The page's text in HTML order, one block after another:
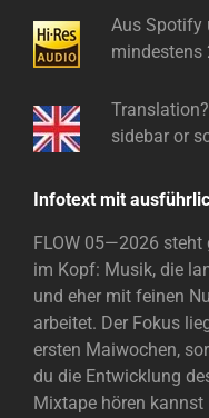
Aus Spotify
mindestens
sidebar or
Infotext mit
FLOW 05—2026
im Kopf: Musik, die
und eher mit feinen
arbeitet. Der Fokus
ersten Maiwochen,
du die Entwicklung
Mixtape hören